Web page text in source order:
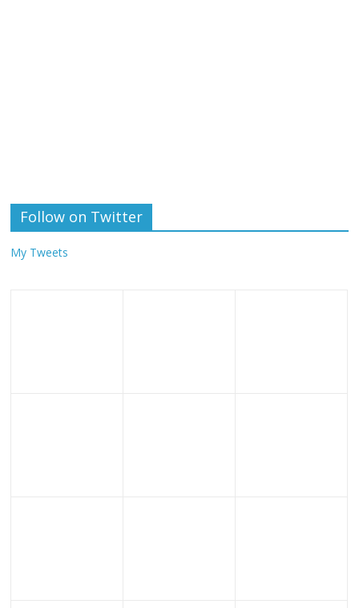
Follow on Twitter
My Tweets